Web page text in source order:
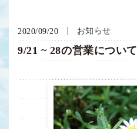
2020/09/20 お知らせ
9/21 ~ 28の営業について